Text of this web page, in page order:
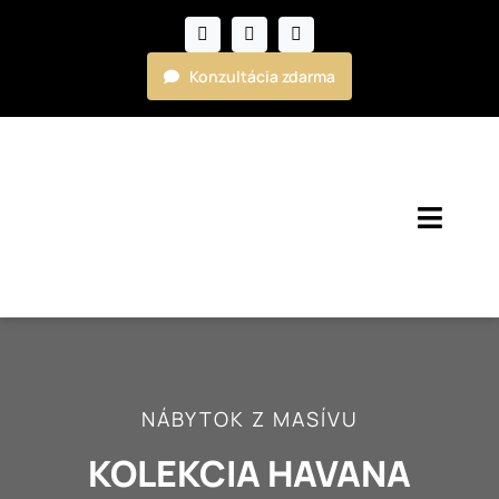
Konzultácia zdarma
Kuchyne
NÁBYTOK Z MASÍVU
KOLEKCIA HAVANA